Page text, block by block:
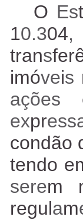
O Es
10.304,
trans
imóveis
ações
expr
condão
tendo
serem
regulam